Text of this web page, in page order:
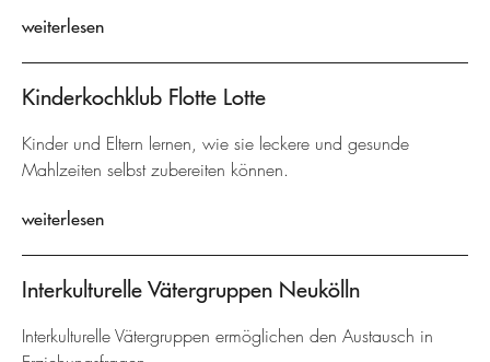
weiterlesen
Kinderkochklub Flotte Lotte
Kinder und Eltern lernen, wie sie leckere und gesunde
Mahlzeiten selbst zubereiten können.
weiterlesen
Interkulturelle Vätergruppen Neukölln
Interkulturelle Vätergruppen ermöglichen den Austausch in